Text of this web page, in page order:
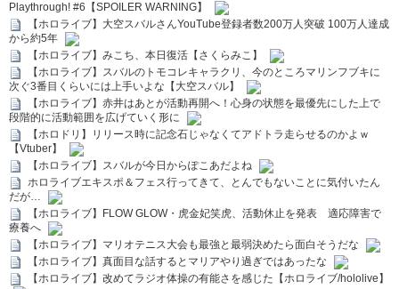
Playthrough! #6【SPOILER WARNING】
【ホロライブ】大空スバルさんYouTube登録者数200万人突破 100万人達成
から約5年
【ホロライブ】みこち、本日復活【さくらみこ】
【ホロライブ】スバルのトモコレキャラクリ、今のところマリンフブキに
次ぐ3番目くらいには上手いよな【大空スバル】
【ホロライブ】赤井はあとが活動再開へ！心身の状態を最優先にした上で
段階的に活動範囲を広げていく形に
【ホロドリ】リリース時に記念石じゃなくてアドトラ走らせるのかよｗ
【Vtuber】
【ホロライブ】スバルが今日からぽこあだよね
ホロライブエキスポ＆フェス行ってきて、とんでもないことに気付いたん
だが…
【ホロライブ】FLOW GLOW・虎金妃笑虎、活動休止を発表 適応障害で
療養へ
【ホロライブ】マリオテニス大会も最強と最弱決めたら面白そうだな
【ホロライブ】真面目な話するとマリアやり過ぎではあったな
【ホロライブ】改めてラジオ体操の有能さを感じた【ホロライブ/hololive】